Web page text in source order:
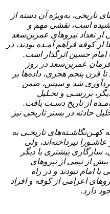
تاریخی، به‌ویژه آن دسته از
است، نقشی مهم و
از تعداد نیروهای عمربن‌سعد
از کوفه فراهم آمـده بودند، در
امام حسین اثرگذار است.
فرمان عمربن‌سعد در روز
تا قرن پنجم هجری، داده‌ها بر
شد و سپس، ضمن
بررسـی و تحـلیل
از تاریخ دسـت یافت.
حادثه در بستر تاریخی نیز
کهـن‌نگاشـته‌های تاریخـی به
نپرداخته‌اند، ولی
سازگاری بیشتری با دیگر
بیش از نیمی از نیروهای
با امام نبودند و در راه
اعزامی از کوفه و افراد
دارد.